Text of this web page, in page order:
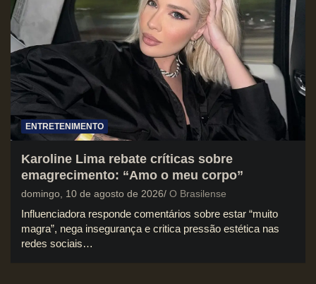
ENTRETENIMENTO
Karoline Lima rebate críticas sobre
emagrecimento: “Amo o meu corpo”
domingo, 10 de agosto de 2026 O Brasilense
Influenciadora responde comentários sobre estar “muito
magra”, nega insegurança e critica pressão estética nas
redes sociais…